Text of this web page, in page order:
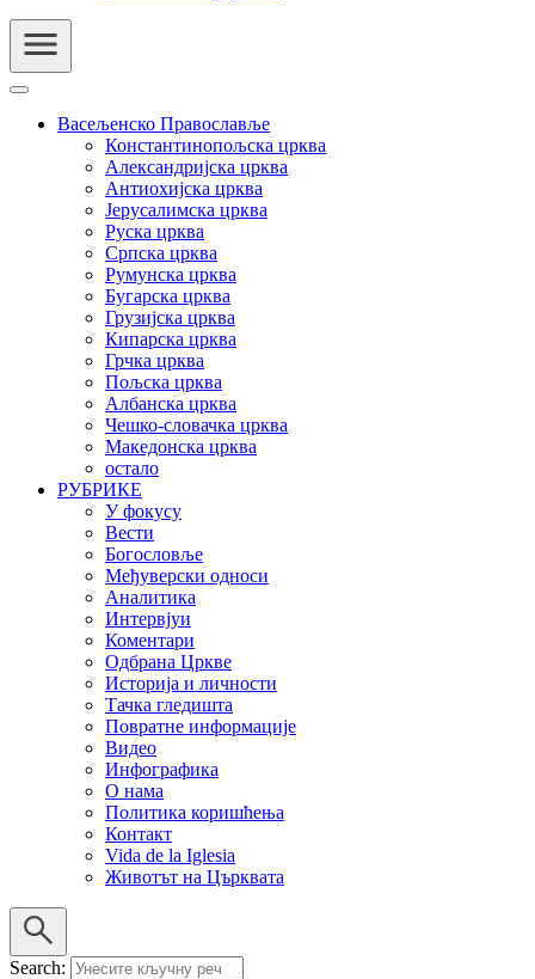
Васељенско Православље
Константинопољска црква
Александријска црква
Антиохијска црква
Јерусалимска црква
Руска црква
Српска црква
Румунска црква
Бугарска црква
Грузијска црква
Кипарска црква
Грчка црква
Пољска црква
Албанска црква
Чешко-словачка црква
Македонска црква
остало
РУБРИКЕ
У фокусу
Вести
Богословље
Међуверски односи
Аналитика
Интервјуи
Коментари
Одбрана Цркве
Историја и личности
Тачка гледишта
Повратне информације
Видео
Инфографика
О нама
Политика коришћења
Контакт
Vida de la Iglesia
Животът на Църквата
Search